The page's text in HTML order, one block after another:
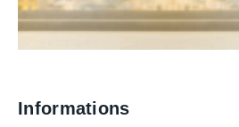
Informations